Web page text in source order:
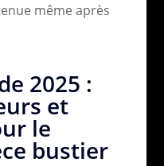
même après
2025 :
et
le
bustier